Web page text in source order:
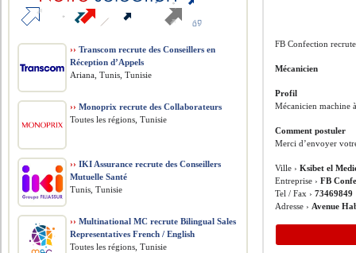
FB Confection recrute
Mécanicien
Profil
Mécanicien machine
Comment postuler
Merci d’envoyer
Ville ›Ksibet el
Entreprise ›FB
Tel / Fax ›73469849
Adresse › Avenue
›› Transcom recrute des Conseillers en
Réception d’Appels
Ariana, Tunis, Tunisie
›› Monoprix recrute des Collaborateurs
Toutes les régions, Tunisie
›› IKI Assurance recrute des Conseillers
Mutuelle Santé
Tunis, Tunisie
›› Multinational MC recrute Bilingual Sales
Representatives French / English
Toutes les régions, Tunisie